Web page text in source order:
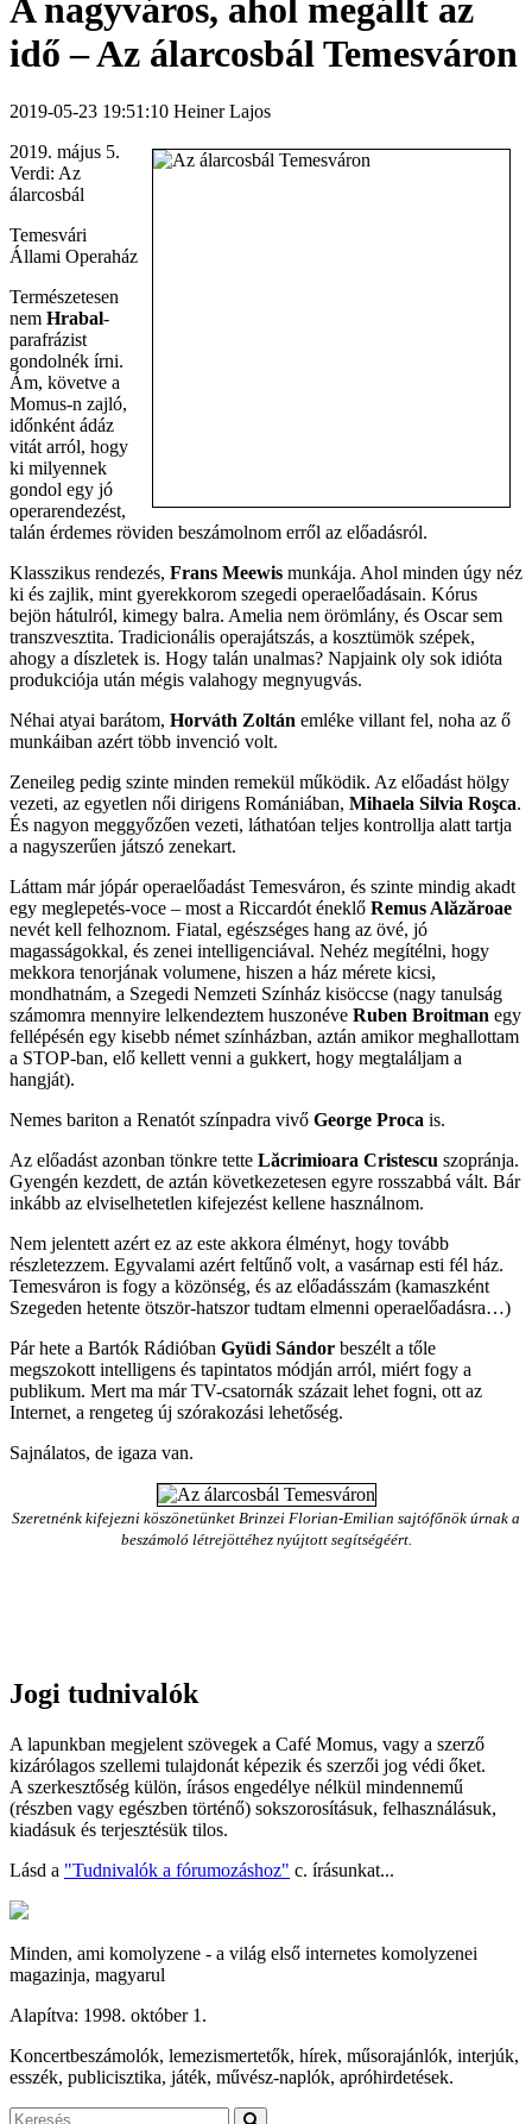
A nagyváros, ahol megállt az
idő – Az álarcosbál Temesváron
2019-05-23 19:51:10 Heiner Lajos
2019. május 5.
Verdi: Az
álarcosbál
Temesvári
Állami Operaház
Természetesen
nem Hrabal-
parafrázist
gondolnék írni.
Ám, követve a
Momus-n zajló,
időnként ádáz
vitát arról, hogy
ki milyennek
gondol egy jó
operarendezést,
talán érdemes röviden beszámolnom erről az előadásról.
Klasszikus rendezés, Frans Meewis munkája. Ahol minden úgy néz
ki és zajlik, mint gyerekkorom szegedi operaelőadásain. Kórus
bejön hátulról, kimegy balra. Amelia nem örömlány, és Oscar sem
transzvesztita. Tradicionális operajátszás, a kosztümök szépek,
ahogy a díszletek is. Hogy talán unalmas? Napjaink oly sok idióta
produkciója után mégis valahogy megnyugvás.
Néhai atyai barátom, Horváth Zoltán emléke villant fel, noha az ő
munkáiban azért több invenció volt.
Zeneileg pedig szinte minden remekül működik. Az előadást hölgy
vezeti, az egyetlen női dirigens Romániában, Mihaela Silvia Roşca.
És nagyon meggyőzően vezeti, láthatóan teljes kontrollja alatt tartja
a nagyszerűen játszó zenekart.
Láttam már jópár operaelőadást Temesváron, és szinte mindig akadt
egy meglepetés-voce – most a Riccardót éneklő Remus Alăzăroae
nevét kell felhoznom. Fiatal, egészséges hang az övé, jó
magasságokkal, és zenei intelligenciával. Nehéz megítélni, hogy
mekkora tenorjának volumene, hiszen a ház mérete kicsi,
mondhatnám, a Szegedi Nemzeti Színház kisöccse (nagy tanulság
számomra mennyire lelkendeztem huszonéve Ruben Broitman egy
fellépésén egy kisebb német színházban, aztán amikor meghallottam
a STOP-ban, elő kellett venni a gukkert, hogy megtaláljam a
hangját).
Nemes bariton a Renatót színpadra vivő George Proca is.
Az előadást azonban tönkre tette Lăcrimioara Cristescu szopránja.
Gyengén kezdett, de aztán következetesen egyre rosszabbá vált. Bár
inkább az elviselhetetlen kifejezést kellene használnom.
Nem jelentett azért ez az este akkora élményt, hogy tovább
részletezzem. Egyvalami azért feltűnő volt, a vasárnap esti fél ház.
Temesváron is fogy a közönség, és az előadásszám (kamaszként
Szegeden hetente ötször-hatszor tudtam elmenni operaelőadásra…)
Pár hete a Bartók Rádióban Gyüdi Sándor beszélt a tőle
megszokott intelligens és tapintatos módján arról, miért fogy a
publikum. Mert ma már TV-csatornák százait lehet fogni, ott az
Internet, a rengeteg új szórakozási lehetőség.
Sajnálatos, de igaza van.
Szeretnénk kifejezni köszönetünket Brinzei Florian-Emilian sajtófőnök úrnak a
beszámoló létrejöttéhez nyújtott segítségéért.
Jogi tudnivalók
A lapunkban megjelent szövegek a Café Momus, vagy a szerző
kizárólagos szellemi tulajdonát képezik és szerzői jog védi őket.
A szerkesztőség külön, írásos engedélye nélkül mindennemű
(részben vagy egészben történő) sokszorosításuk, felhasználásuk,
kiadásuk és terjesztésük tilos.
Lásd a "Tudnivalók a fórumozáshoz" c. írásunkat...
Minden, ami komolyzene - a világ első internetes komolyzenei
magazinja, magyarul
Alapítva: 1998. október 1.
Koncertbeszámolók, lemezismertetők, hírek, műsorajánlók, interjúk,
esszék, publicisztika, játék, művész-naplók, apróhirdetések.